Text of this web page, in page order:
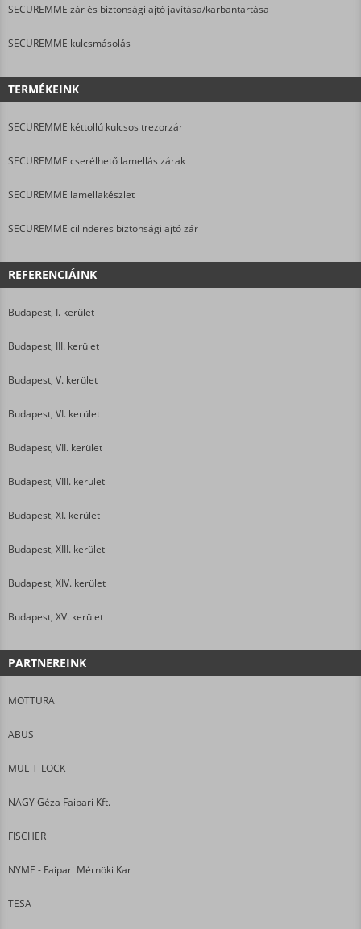
SECUREMME zár és biztonsági ajtó javítása/karbantartása
SECUREMME kulcsmásolás
TERMÉKEINK
SECUREMME kéttollú kulcsos trezorzár
SECUREMME cserélhető lamellás zárak
SECUREMME lamellakészlet
SECUREMME cilinderes biztonsági ajtó zár
REFERENCIÁINK
Budapest, I. kerület
Budapest, III. kerület
Budapest, V. kerület
Budapest, VI. kerület
Budapest, VII. kerület
Budapest, VIII. kerület
Budapest, XI. kerület
Budapest, XIII. kerület
Budapest, XIV. kerület
Budapest, XV. kerület
PARTNEREINK
MOTTURA
ABUS
MUL-T-LOCK
NAGY Géza Faipari Kft.
FISCHER
NYME - Faipari Mérnöki Kar
TESA